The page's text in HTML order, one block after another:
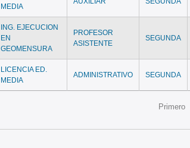
MEDIA
ING. EJECUCION
EN
GEOMENSURA
PROFESOR
ASISTENTE
SEGUNDA
LICENCIA ED.
MEDIA
ADMINISTRATIVO SEGUNDA
Primero